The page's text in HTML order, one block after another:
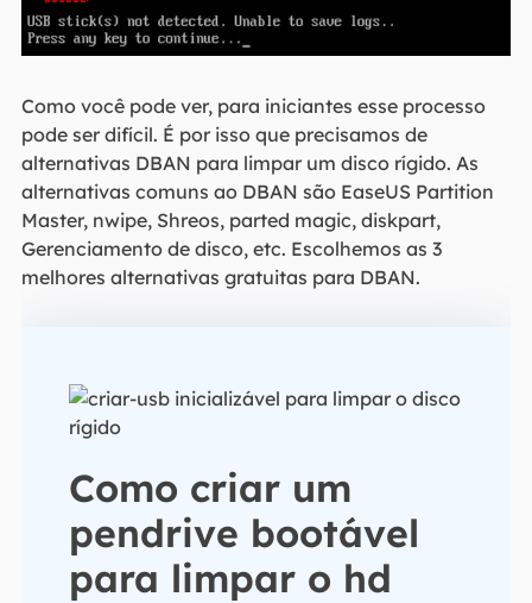
Como você pode ver, para iniciantes esse processo
pode ser difícil. É por isso que precisamos de
alternativas DBAN para limpar um disco rígido. As
alternativas comuns ao DBAN são EaseUS Partition
Master, nwipe, Shreos, parted magic, diskpart,
Gerenciamento de disco, etc. Escolhemos as 3
melhores alternativas gratuitas para DBAN.
Como criar um
pendrive bootável
para limpar o hd